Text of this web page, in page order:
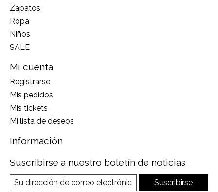
Zapatos
Ropa
Niños
SALE
Mi cuenta
Registrarse
Mis pedidos
Mis tickets
Mi lista de deseos
Información
Suscribirse a nuestro boletín de noticias
Suscribirse